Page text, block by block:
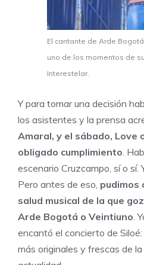
El cantante de Arde
uno de los momentos de
Interestelar.
Y para tomar una decisión
los asistentes y la prensa
Amaral, y el sábado, Love
obligado cumplimiento.
escenario Cruzcampo, sí o sí.
Pero antes de eso, pudimos
salud musical de la que
Arde Bogotá o Veintiuno.
encantó el concierto de
más originales y frescas de